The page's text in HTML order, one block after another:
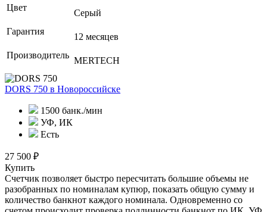
Цвет
Серый
Гарантия
12 месяцев
Производитель
MERTECH
DORS 750 в Новороссийске
1500 банк./мин
УФ, ИК
Есть
27 500 ₽
Купить
Счетчик позволяет быстро пересчитать большие объемы не
разобранных по номиналам купюр, показать общую сумму и
количество банкнот каждого номинала. Одновременно со